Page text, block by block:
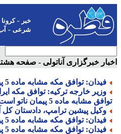
-کرونا-
شرعی-آب و
خبرگزاری آناتولی - صفحه هشتم
فیدان: توافق مکه مشابه ماده 5 پیمان ناتو است
وزیر خارجه ترکیه: توافق مکه
مشابه ماده 5 پیمان ناتو است
وکیل پیشین ترامپ، دادستان کل
فیدان: توافق مکه مشابه ماده 5 پیمان ناتو است
فیدان: توافق مکه مشابه ماده 5 پیمان ناتو است